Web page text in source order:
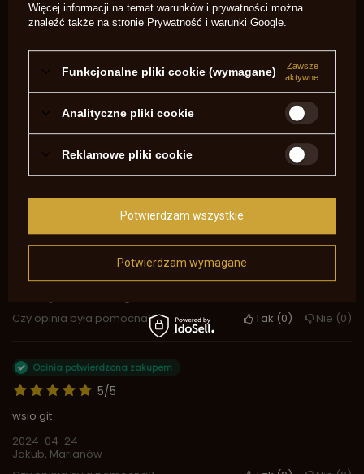
Napisz swoją opinię
Pokaż tylko opinie potwierdzone zakupem
0
Opinia potwierdzona zakupem
zakupiona spręzyna zdaje egzamim , remington Uberti 8''
2025-11-05
Czy opinia była pomocna?
Tak 0 Nie 0
5/5
Opinia potwierdzona zakupem
wsio git
2024-04-24
Jakub, Marianów
Więcej informacji na temat warunków i prywatności można
znaleźć także na stronie Prywatność i warunki Google
Funkcjonalne pliki cookie (wymagane)
Zawsze
aktywne
Analityczne pliki cookie
Reklamowe pliki cookie
Potwierdzam wymagane
Potwierdzam wszystkie